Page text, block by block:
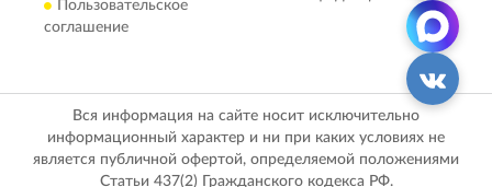
Пользовательское
соглашение
Вся информация на сайте носит исключительно
информационный характер и ни при каких условиях не
является публичной офертой, определяемой положениями
Статьи 437(2) Гражданского кодекса РФ.